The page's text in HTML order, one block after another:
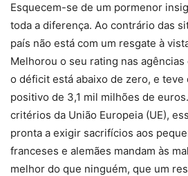
Esquecem-se de um pormenor
toda a diferença. Ao contrário das
país não está com um resgate à
Melhorou o seu rating nas
o déficit está abaixo de zero, e teve
positivo de 3,1 mil milhões de
critérios da União Europeia (UE),
pronta a exigir sacrifícios aos
franceses e alemães mandam às
melhor do que ninguém, que um